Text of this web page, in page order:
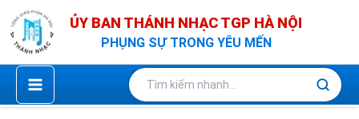
Nhảy
tới
nội
dung
ỦY BAN THÁNH NHẠC TGP HÀ NỘI
PHỤNG SỰ TRONG YÊU MẾN